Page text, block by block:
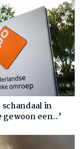
in
een..’